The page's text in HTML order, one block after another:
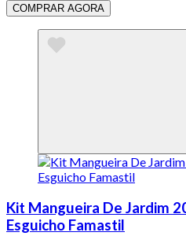
COMPRAR AGORA
Kit Mangueira De Jardim
Esguicho Famastil